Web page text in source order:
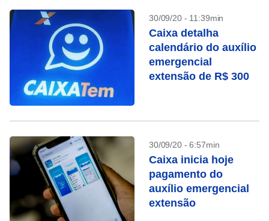
30/09/20 - 11:39min
Caixa detalha
calendário do auxílio
emergencial
extensão de R$ 300
30/09/20 - 6:57min
Caixa inicia hoje
pagamento do
auxílio emergencial
extensão